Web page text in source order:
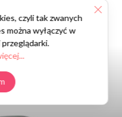
czyli tak zwanych
można wyłączyć w